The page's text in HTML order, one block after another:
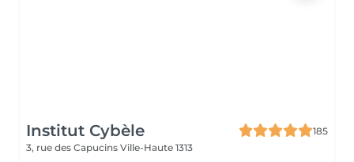
Institut Cybèle
185
3, rue des Capucins Ville-Haute 1313